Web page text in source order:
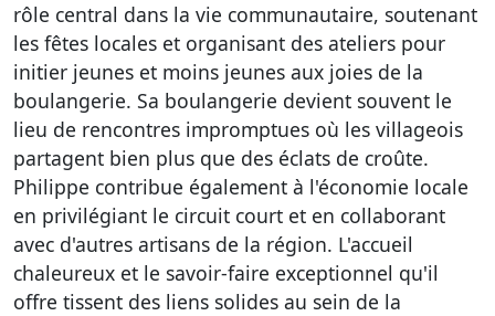
rôle central dans la vie communautaire, soutenant
les fêtes locales et organisant des ateliers pour
initier jeunes et moins jeunes aux joies de la
boulangerie. Sa boulangerie devient souvent le
lieu de rencontres impromptues où les villageois
partagent bien plus que des éclats de croûte.
Philippe contribue également à l'économie locale
en privilégiant le circuit court et en collaborant
avec d'autres artisans de la région. L'accueil
chaleureux et le savoir-faire exceptionnel qu'il
offre tissent des liens solides au sein de la